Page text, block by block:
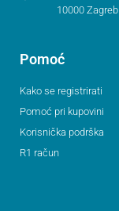
10000 Zagreb
Pomoć
Kako se registrirati
Pomoć pri kupovini
Korisnička podrška
R1 račun